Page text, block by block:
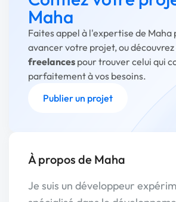
Maha
Faites appel à l'expertise de Maha
avancer votre projet, ou découvrez
freelances pour trouver celui qui
parfaitement à vos besoins.
Publier un projet
À propos de Maha
Je suis un développeur